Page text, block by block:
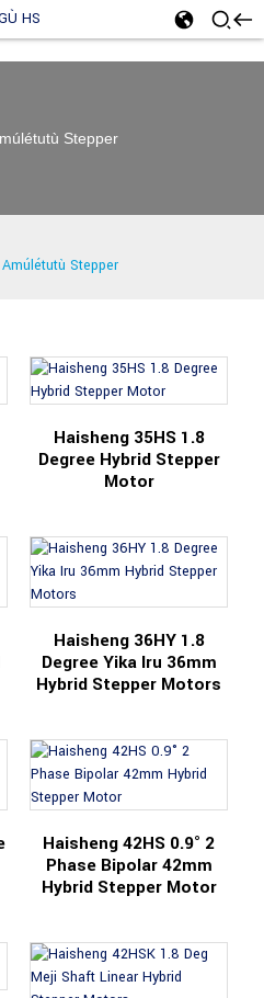
Stepper
Stepper
Haisheng 35HS 1.8
Degree Hybrid Stepper
Motor
Haisheng 36HY 1.8
Degree Yika Iru 36mm
Hybrid Stepper Motors
Haisheng 42HS 0.9° 2
Phase Bipolar 42mm
Hybrid Stepper Motor